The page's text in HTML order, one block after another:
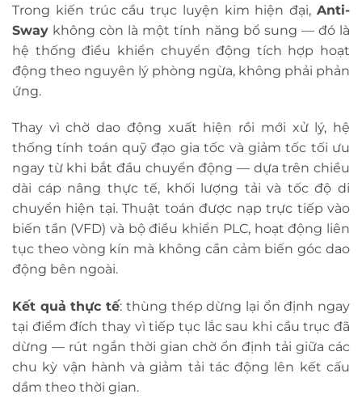
Trong kiến trúc cầu trục luyện kim hiện đại, Anti-
Sway không còn là một tính năng bổ sung — đó là
hệ thống điều khiển chuyển động tích hợp hoạt
động theo nguyên lý phòng ngừa, không phải phản
ứng.
Thay vì chờ dao động xuất hiện rồi mới xử lý, hệ
thống tính toán quỹ đạo gia tốc và giảm tốc tối ưu
ngay từ khi bắt đầu chuyển động — dựa trên chiều
dài cáp nâng thực tế, khối lượng tải và tốc độ di
chuyển hiện tại. Thuật toán được nạp trực tiếp vào
biến tần (VFD) và bộ điều khiển PLC, hoạt động liên
tục theo vòng kín mà không cần cảm biến góc dao
động bên ngoài.
Kết quả thực tế: thùng thép dừng lại ổn định ngay
tại điểm đích thay vì tiếp tục lắc sau khi cầu trục đã
dừng — rút ngắn thời gian chờ ổn định tải giữa các
chu kỳ vận hành và giảm tải tác động lên kết cấu
dầm theo thời gian.